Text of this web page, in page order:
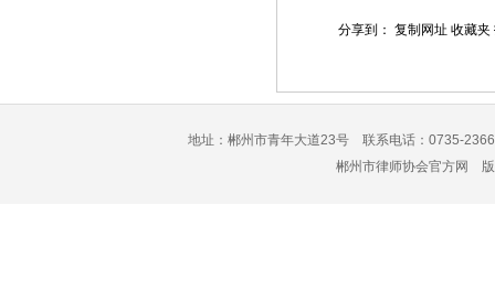
分享到： 复制网址 收藏夹
地址：郴州市青年大道23号 联系电话：0735-
郴州市律师协会官方网